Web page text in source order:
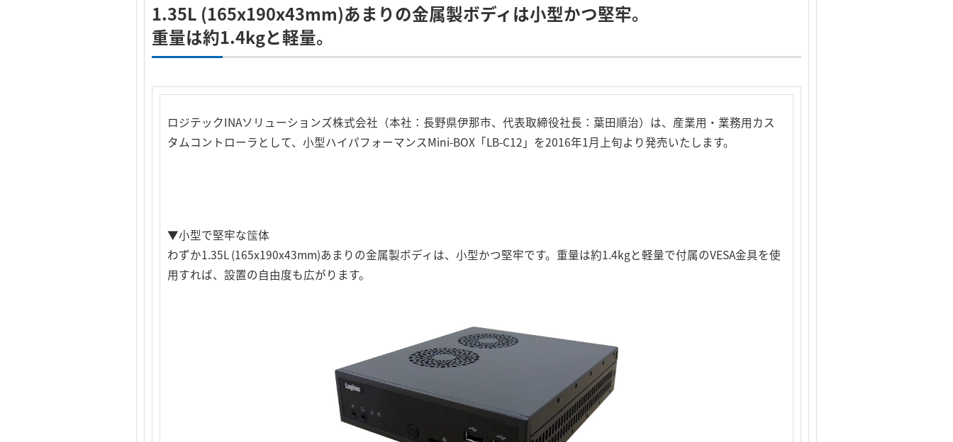
1.35L (165x190x43mm)あまりの金属製ボディは小型かつ堅牢。
重量は約1.4kgと軽量。
ロジテックINAソリューションズ株式会社（本社：長野県伊那市、代表取締役社長：葉田順治）は、産業用・業務用カス
タムコントローラとして、小型ハイパフォーマンスMini-BOX「LB-C12」を2016年1月上旬より発売いたします。
▼小型で堅牢な筺体
わずか1.35L (165x190x43mm)あまりの金属製ボディは、小型かつ堅牢です。重量は約1.4kgと軽量で付属のVESA金具を使
用すれば、設置の自由度も広がります。